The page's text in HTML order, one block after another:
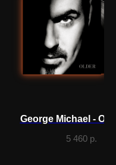
George Michael -
5 460 р.